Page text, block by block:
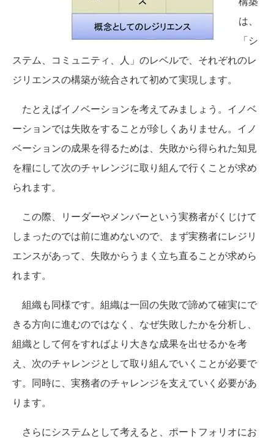
は、
「シ
ステム、コミュニティ、人」のレベルで、それぞれのレ
ジリエンスの構築が統合されて初めて実現します。
たとえばイノベーションを考えてみましょう。イノベ
ーションでは失敗をすることが珍しくありません。イノ
ベーションの成果を得るためは、失敗から得られた知見
を糧にして次のチャレンジに取り組んで行くことが求め
られます。
この際、リーダーやメンバーという実務者がくじけて
しまったのでは前に進めないので、まず実務者にレジリ
エンスがあって、失敗からうまく立ち直ることが求めら
れます。
組織も同様です。組織は一回の失敗で諦めて確実にで
きる方向に進むのではなく、なぜ失敗したかを分析し、
組織として何をすればより大きな成果を出せるかを考
え、次のチャレンジとして取り組んでいくことが必要で
す。同時に、実務者のチャレンジを支えていく必要があ
ります。
さらにシステムとして考えると、ポートフォリオにお